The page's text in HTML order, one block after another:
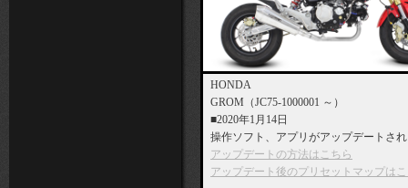
HONDA
GROM（JC75-1000001 ～）
■2020年1月14日
操作ソフト、アプリがアップデートさ
アップデートの方法はこちら
アップデート後のプリセットマップは